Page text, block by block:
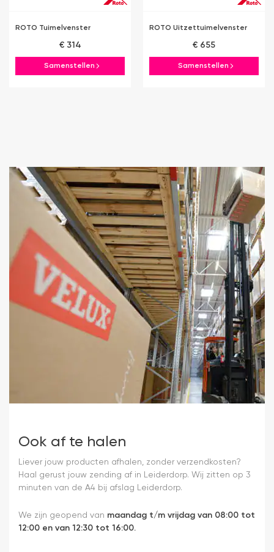
ROTO Tuimelvenster
€ 314
Samenstellen
ROTO Uitzettuimelvenster
€ 655
Samenstellen
Ook af te halen
Liever jouw producten afhalen, zonder verzendkosten?
Haal gerust jouw zending af in Leiderdorp. Wij zitten op 3
minuten van de A4 bij afslag Leiderdorp.
We zijn geopend van maandag t/m vrijdag van 08:00 tot
12:00 en van 12:30 tot 16:00.